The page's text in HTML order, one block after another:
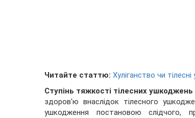
Читайте статтю: Хуліганство чи
Ступінь тяжкості тілесних ушкоджень
здоров'ю внаслідок тілесного
ушкодження постановою слідчого,